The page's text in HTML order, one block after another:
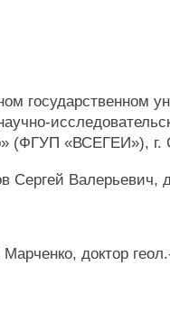
государственном
(ФГУП «ВСЕГЕИ»), г.
Сергей Валерьевич,
доктор